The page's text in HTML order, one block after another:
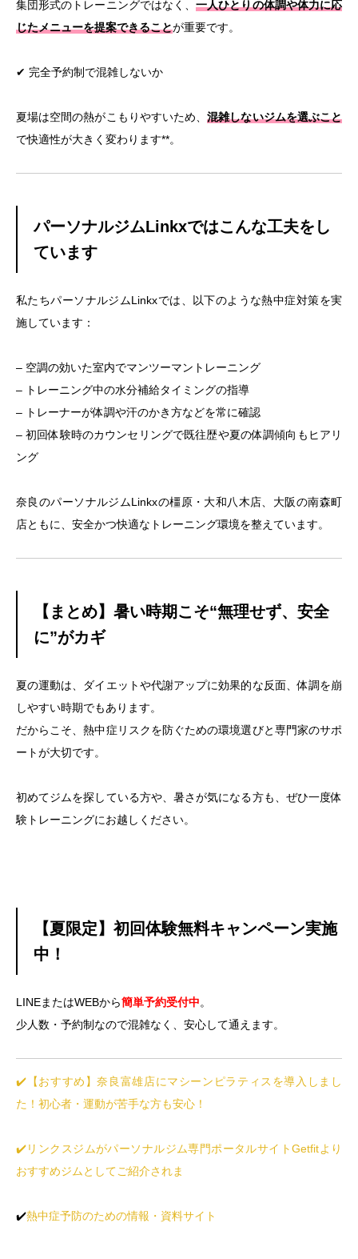
集団形式のトレーニングではなく、一人ひとりの体調や体力に応
じたメニューを提案できることが重要です。
✔ 完全予約制で混雑しないか
夏場は空間の熱がこもりやすいため、混雑しないジムを選ぶこと
で快適性が大きく変わります**。
パーソナルジムLinkxではこんな工夫をし
ています
私たちパーソナルジムLinkxでは、以下のような熱中症対策を実
施しています：
– 空調の効いた室内でマンツーマントレーニング
– トレーニング中の水分補給タイミングの指導
– トレーナーが体調や汗のかき方などを常に確認
– 初回体験時のカウンセリングで既往歴や夏の体調傾向もヒアリ
ング
奈良のパーソナルジムLinkxの橿原・大和八木店、大阪の南森町
店ともに、安全かつ快適なトレーニング環境を整えています。
【まとめ】暑い時期こそ“無理せず、安全
に”がカギ
夏の運動は、ダイエットや代謝アップに効果的な反面、体調を崩
しやすい時期でもあります。
だからこそ、熱中症リスクを防ぐための環境選びと専門家のサポ
ートが大切です。
初めてジムを探している方や、暑さが気になる方も、ぜひ一度体
験トレーニングにお越しください。
【夏限定】初回体験無料キャンペーン実施
中！
LINEまたはWEBから簡単予約受付中。
少人数・予約制なので混雑なく、安心して通えます。
✔️【おすすめ】奈良富雄店にマシーンピラティスを導入しまし
た！初心者・運動が苦手な方も安心！
✔️リンクスジムがパーソナルジム専門ポータルサイトGetfitより
おすすめジムとしてご紹介されま
✔️熱中症予防のための情報・資料サイト